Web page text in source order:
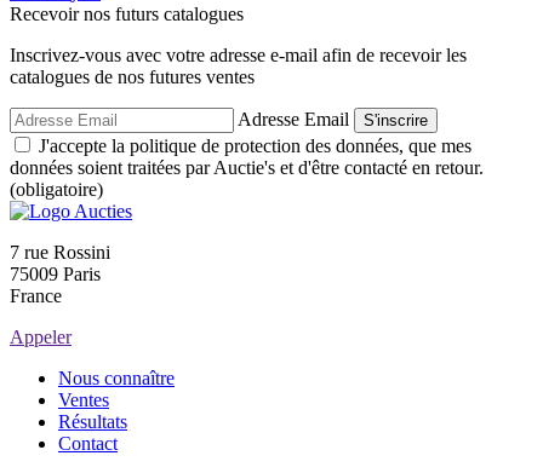
Recevoir nos futurs catalogues
Inscrivez-vous avec votre adresse e-mail afin de recevoir les
catalogues de nos futures ventes
Adresse Email S'inscrire
J'accepte la politique de protection des données, que mes
données soient traitées par Auctie's et d'être contacté en retour.
(obligatoire)
7 rue Rossini
75009 Paris
France
Appeler
Nous connaître
Ventes
Résultats
Contact